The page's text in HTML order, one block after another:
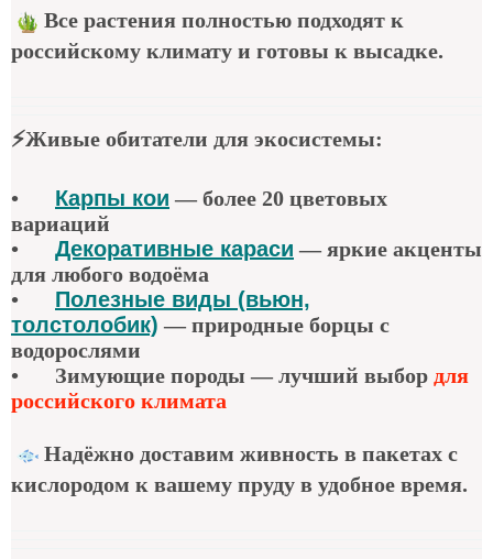
Все растения полностью подходят к
российскому климату и готовы к высадке.
⚡Живые обитатели для экосистемы:
• Карпы кои —более 20 цветовых
вариаций
•
Декоративные караси — яркие акценты
для любого водоёма
•
Полезные виды (вьюн,
толстолобик) —природные борцы с
водорослями
•
Зимующие породы — лучший выбор для
российского климата
Надёжно доставим живность в пакетах с
кислородом к вашему пруду в удобное время.